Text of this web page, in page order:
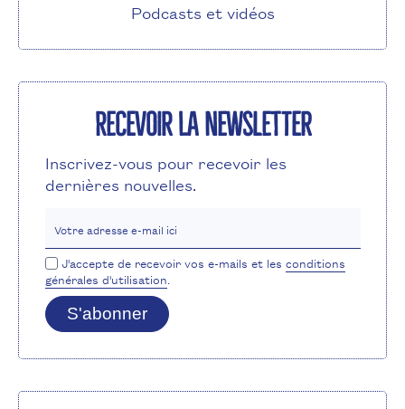
Podcasts et vidéos
Recevoir la newsletter
Inscrivez-vous pour recevoir les
dernières nouvelles.
Votre adresse e-mail ici
J'accepte de recevoir vos e-mails et les conditions
générales d'utilisation.
S'abonner